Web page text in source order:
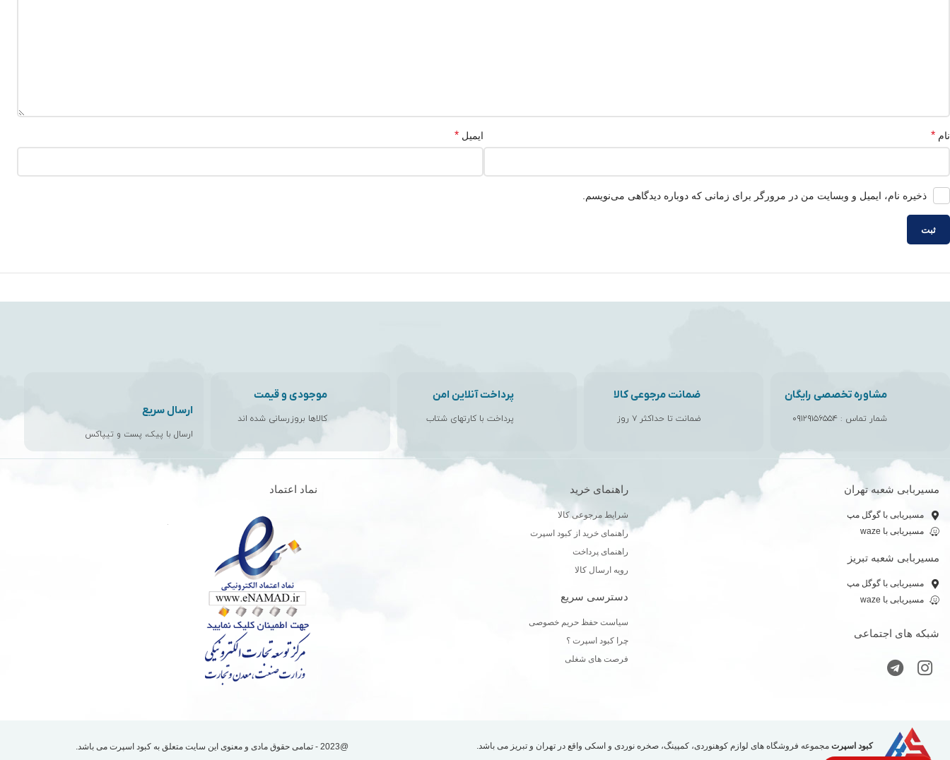
نام * ایمیل *
ذخیره نام، ایمیل و وبسایت من در مرورگر برای زمانی که دوباره دیدگاهی می‌نویسم.
مشاوره تخصصی رایگان
شمار تماس : ۰۹۱۲۹۱۵۶۵۵۴
ضمانت مرجوعی کالا
ضمانت تا حداکثر ۷ روز
پرداخت آنلاین امن
پرداخت با کارتهای شتاب
موجودی و قیمت
کالاها بروزرسانی شده اند
ارسال سریع
ارسال با پیک، پست و تیپاکس
مسیربابی شعبه تهران
مسیریابی با گوگل مپ
مسیریابی با waze
مسیربابی شعبه تبریز
مسیریابی با گوگل مپ
مسیریابی با waze
شبکه های اجتماعی
راهنمای خرید
شرایط مرجوعی کالا
راهنمای خرید از کبود اسپرت
راهنمای پرداخت
رویه ارسال کالا
دسترسی سریع
سیاست حفظ حریم خصوصی
چرا کبود اسپرت ؟
فرصت های شغلی
نماد اعتماد
کبود اسپرت مجموعه فروشگاه های لوازم کوهنوردی، کمپینگ، صخره نوردی و اسکی واقع در تهران و تبریز می باشد. @2023 - تمامی حقوق مادی و معنوی این سایت متعلق به کبود اسپرتمی باشد.